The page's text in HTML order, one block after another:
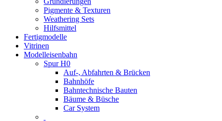
Pigmente & Texturen
Weathering Sets
Hilfsmittel
Fertigmodelle
Vitrinen
Modelleisenbahn
Spur H0
Auf-, Abfahrten & Brücken
Bahnhöfe
Bahntechnische Bauten
Bäume & Büsche
Car System